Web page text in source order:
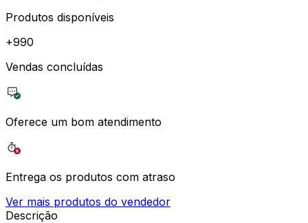
Produtos disponíveis
+990
Vendas concluídas
Oferece um bom atendimento
Entrega os produtos com atraso
Ver mais produtos do vendedor
Descrição